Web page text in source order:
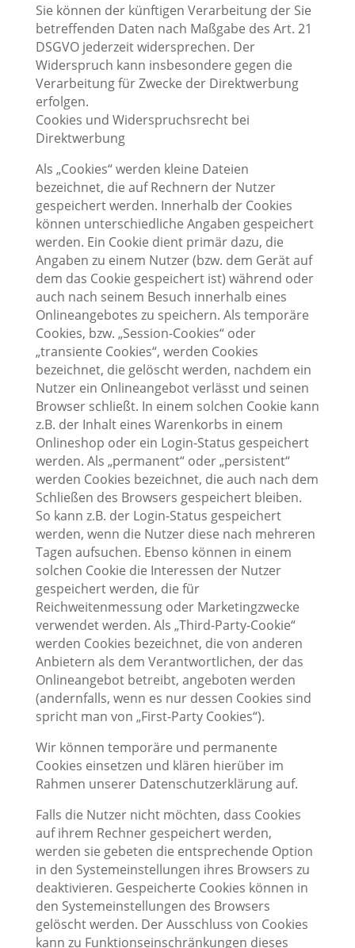
Sie können der künftigen Verarbeitung der Sie
betreffenden Daten nach Maßgabe des Art. 21
DSGVO jederzeit widersprechen. Der
Widerspruch kann insbesondere gegen die
Verarbeitung für Zwecke der Direktwerbung
erfolgen.
Cookies und Widerspruchsrecht bei
Direktwerbung
Als „Cookies“ werden kleine Dateien
bezeichnet, die auf Rechnern der Nutzer
gespeichert werden. Innerhalb der Cookies
können unterschiedliche Angaben gespeichert
werden. Ein Cookie dient primär dazu, die
Angaben zu einem Nutzer (bzw. dem Gerät auf
dem das Cookie gespeichert ist) während oder
auch nach seinem Besuch innerhalb eines
Onlineangebotes zu speichern. Als temporäre
Cookies, bzw. „Session-Cookies“ oder
„transiente Cookies“, werden Cookies
bezeichnet, die gelöscht werden, nachdem ein
Nutzer ein Onlineangebot verlässt und seinen
Browser schließt. In einem solchen Cookie kann
z.B. der Inhalt eines Warenkorbs in einem
Onlineshop oder ein Login-Status gespeichert
werden. Als „permanent“ oder „persistent“
werden Cookies bezeichnet, die auch nach dem
Schließen des Browsers gespeichert bleiben.
So kann z.B. der Login-Status gespeichert
werden, wenn die Nutzer diese nach mehreren
Tagen aufsuchen. Ebenso können in einem
solchen Cookie die Interessen der Nutzer
gespeichert werden, die für
Reichweitenmessung oder Marketingzwecke
verwendet werden. Als „Third-Party-Cookie“
werden Cookies bezeichnet, die von anderen
Anbietern als dem Verantwortlichen, der das
Onlineangebot betreibt, angeboten werden
(andernfalls, wenn es nur dessen Cookies sind
spricht man von „First-Party Cookies“).
Wir können temporäre und permanente
Cookies einsetzen und klären hierüber im
Rahmen unserer Datenschutzerklärung auf.
Falls die Nutzer nicht möchten, dass Cookies
auf ihrem Rechner gespeichert werden,
werden sie gebeten die entsprechende Option
in den Systemeinstellungen ihres Browsers zu
deaktivieren. Gespeicherte Cookies können in
den Systemeinstellungen des Browsers
gelöscht werden. Der Ausschluss von Cookies
kann zu Funktionseinschränkungen dieses